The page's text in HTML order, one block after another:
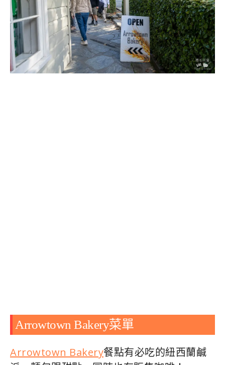
Arrowtown Bakery菜單
Arrowtown Bakery餐點有必吃的紐西蘭鹹